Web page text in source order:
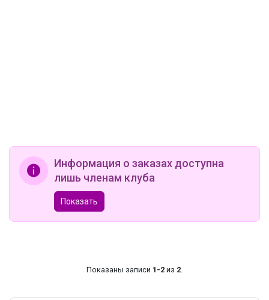
Информация о заказах доступна
лишь членам клуба
Показать
Показаны записи 1-2 из 2